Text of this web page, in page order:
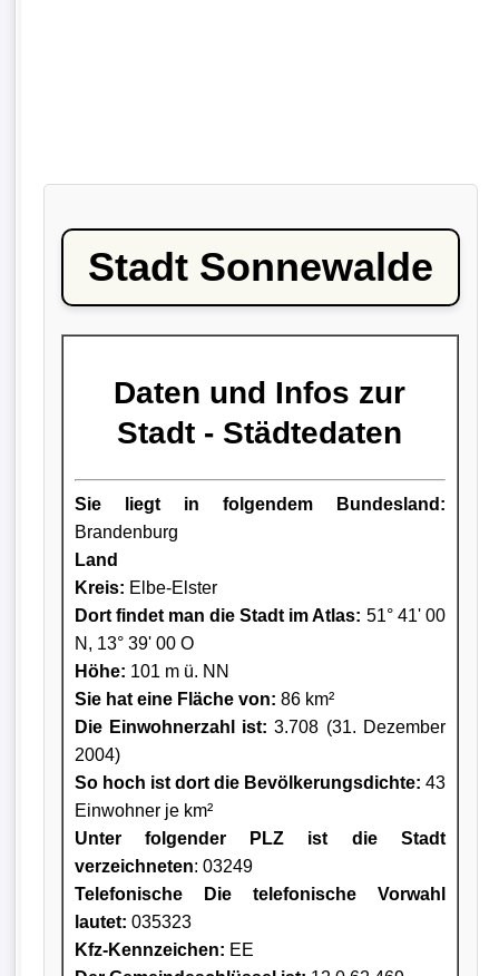
Stadt Sonnewalde
Daten und Infos zur
Stadt - Städtedaten
Sie liegt in folgendem Bundesland:
Brandenburg
Land
Kreis: Elbe-Elster
Dort findet man die Stadt im Atlas: 51° 41' 00
N, 13° 39' 00 O
Höhe: 101 m ü. NN
Sie hat eine Fläche von: 86 km²
Die Einwohnerzahl ist: 3.708 (31. Dezember
2004)
So hoch ist dort die Bevölkerungsdichte: 43
Einwohner je km²
Unter folgender PLZ ist die Stadt
verzeichneten: 03249
Telefonische Die telefonische Vorwahl
lautet: 035323
Kfz-Kennzeichen: EE